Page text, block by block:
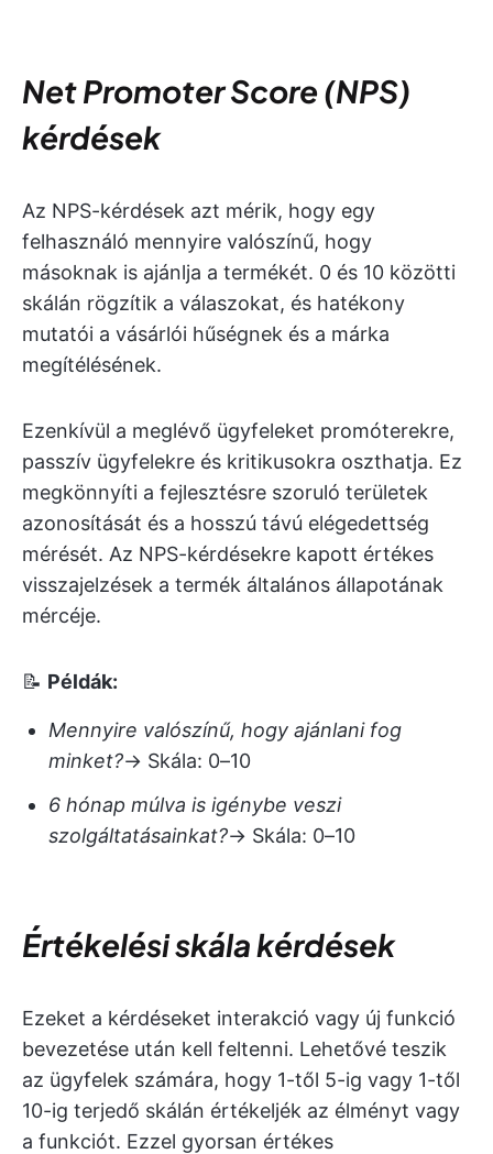
Net Promoter Score (NPS)
kérdések
Az NPS-kérdések azt mérik, hogy egy
felhasználó mennyire valószínű, hogy
másoknak is ajánlja a termékét. 0 és 10 közötti
skálán rögzítik a válaszokat, és hatékony
mutatói a vásárlói hűségnek és a márka
megítélésének.
Ezenkívül a meglévő ügyfeleket promóterekre,
passzív ügyfelekre és kritikusokra oszthatja. Ez
megkönnyíti a fejlesztésre szoruló területek
azonosítását és a hosszú távú elégedettség
mérését. Az NPS-kérdésekre kapott értékes
visszajelzések a termék általános állapotának
mércéje.
📝 Példák:
Mennyire valószínű, hogy ajánlani fog
minket?→ Skála: 0–10
6 hónap múlva is igénybe veszi
szolgáltatásainkat?→ Skála: 0–10
Értékelési skála kérdések
Ezeket a kérdéseket interakció vagy új funkció
bevezetése után kell feltenni. Lehetővé teszik
az ügyfelek számára, hogy 1-től 5-ig vagy 1-től
10-ig terjedő skálán értékeljék az élményt vagy
a funkciót. Ezzel gyorsan értékes